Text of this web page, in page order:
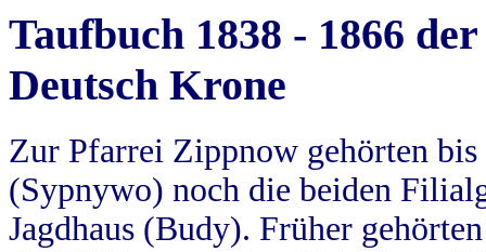
Taufbuch 1838 - 1866
Deutsch Krone
Zur Pfarrei Zippnow gehörten
(Sypnywo) noch die beiden
Jagdhaus (Budy). Früher